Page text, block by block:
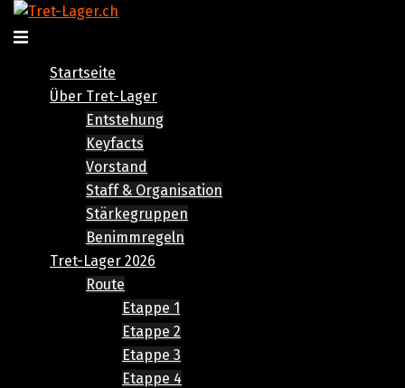
Zum
Inhalt
Menü
Startseite
Über Tret-Lager
Entstehung
Keyfacts
Vorstand
Staff & Organisation
Stärkegruppen
Benimmregeln
Tret-Lager 2026
Route
Etappe 1
Etappe 2
Etappe 3
Etappe 4